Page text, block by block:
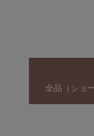
全品（ショ